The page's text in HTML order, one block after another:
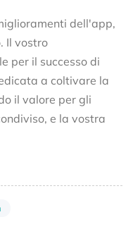
dell'app,
Il vostro
per il successo di
a coltivare la
il valore per gli
e la vostra